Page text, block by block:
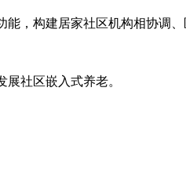
，构建居家社区机构相协调、
社区嵌入式养老。